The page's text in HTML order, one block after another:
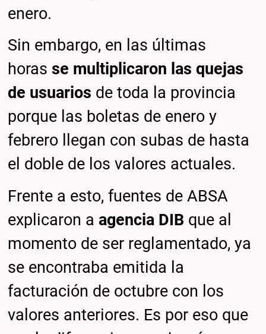
enero.
Sin embargo, en las últimas
horasse multiplicaron las quejas
de usuarios de toda la provincia
porque las boletas de enero y
febrero llegan con subas de hasta
el doble de los valores actuales.
Frente a esto, fuentes de ABSA
explicaron a agencia DIB que al
momento de ser reglamentado, ya
se encontraba emitida la
facturación de octubre con los
valores anteriores. Es por eso que